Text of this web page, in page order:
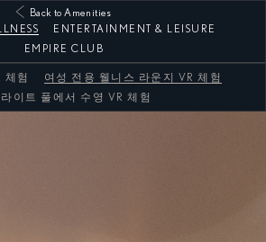
Back to Amenities
ENTERTAINMENT & LEISURE
EMPIRE CLUB
체험
여성 전용 웰니스 라운지 VR 체험
이트 풀에서 수영 VR 체험